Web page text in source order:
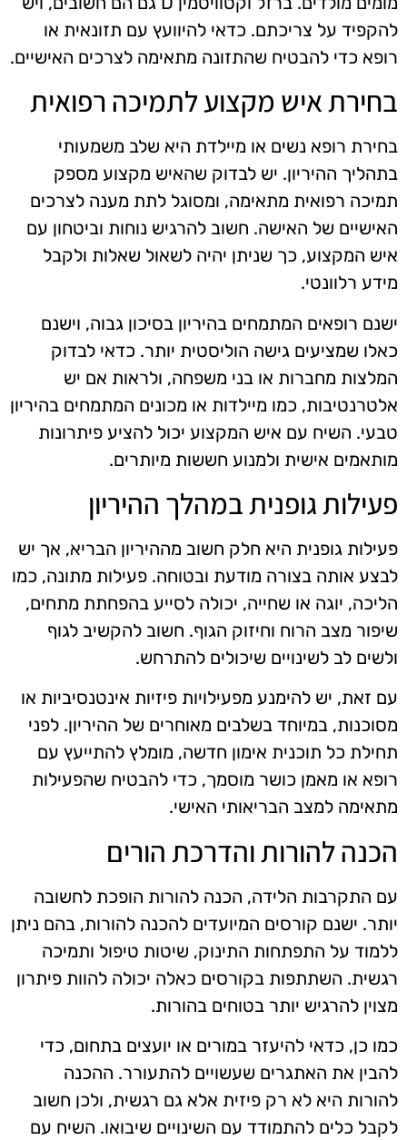
להקפיד על צריכתם. כדאי להיוועץ עם תזונאית או
רופא כדי להבטיח שהתזונה מתאימה לצרכים האישיים.
בחירת איש מקצוע לתמיכה רפואית
בחירת רופא נשים או מיילדת היא שלב משמעותי
בתהליך ההיריון. יש לבדוק שהאיש מקצוע מספק
תמיכה רפואית מתאימה, ומסוגל לתת מענה לצרכים
האישיים של האישה. חשוב להרגיש נוחות וביטחון עם
איש המקצוע, כך שניתן יהיה לשאול שאלות ולקבל
מידע רלוונטי.
ישנם רופאים המתמחים בהיריון בסיכון גבוה, וישנם
כאלו שמציעים גישה הוליסטית יותר. כדאי לבדוק
המלצות מחברות או בני משפחה, ולראות אם יש
אלטרנטיבות, כמו מיילדות או מכונים המתמחים בהיריון
טבעי. השיח עם איש המקצוע יכול להציע פיתרונות
מותאמים אישית ולמנוע חששות מיותרים.
פעילות גופנית במהלך ההיריון
פעילות גופנית היא חלק חשוב מההיריון הבריא, אך יש
לבצע אותה בצורה מודעת ובטוחה. פעילות מתונה, כמו
הליכה, יוגה או שחייה, יכולה לסייע בהפחתת מתחים,
שיפור מצב הרוח וחיזוק הגוף. חשוב להקשיב לגוף
ולשים לב לשינויים שיכולים להתרחש.
עם זאת, יש להימנע מפעילויות פיזיות אינטנסיביות או
מסוכנות, במיוחד בשלבים מאוחרים של ההיריון. לפני
תחילת כל תוכנית אימון חדשה, מומלץ להתייעץ עם
רופא או מאמן כושר מוסמך, כדי להבטיח שהפעילות
מתאימה למצב הבריאותי האישי.
הכנה להורות והדרכת הורים
עם התקרבות הלידה, הכנה להורות הופכת לחשובה
יותר. ישנם קורסים המיועדים להכנה להורות, בהם ניתן
ללמוד על התפתחות התינוק, שיטות טיפול ותמיכה
רגשית. השתתפות בקורסים כאלה יכולה להוות פיתרון
מצוין להרגיש יותר בטוחים בהורות.
כמו כן, כדאי להיעזר במורים או יועצים בתחום, כדי
להבין את האתגרים שעשויים להתעורר. ההכנה
להורות היא לא רק פיזית אלא גם רגשית, ולכן חשוב
לקבל כלים להתמודד עם השינויים שיבואו. השיח עם